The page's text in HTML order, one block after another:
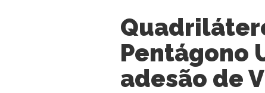
Pentágono
adesão de